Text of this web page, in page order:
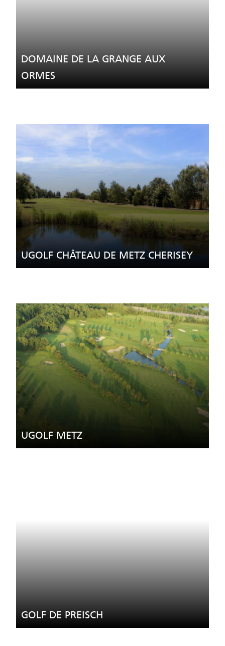
DOMAINE DE LA GRANGE AUX
ORMES
UGOLF CHÂTEAU DE METZ CHERISEY
UGOLF METZ
GOLF DE PREISCH